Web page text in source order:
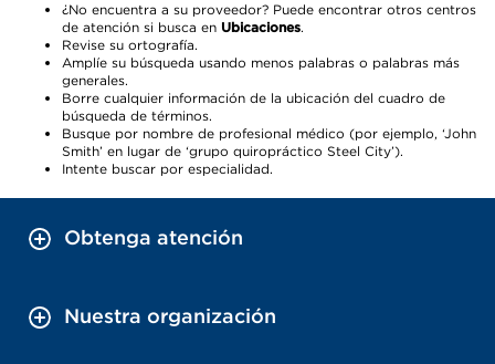
¿No encuentra a su proveedor? Puede encontrar otros centros
de atención si busca en Ubicaciones.
Revise su ortografía.
Amplíe su búsqueda usando menos palabras o palabras más
generales.
Borre cualquier información de la ubicación del cuadro de
búsqueda de términos.
Busque por nombre de profesional médico (por ejemplo, ‘John
Smith’ en lugar de ‘grupo quiropráctico Steel City’).
Intente buscar por especialidad.
Obtenga atención
Nuestra organización